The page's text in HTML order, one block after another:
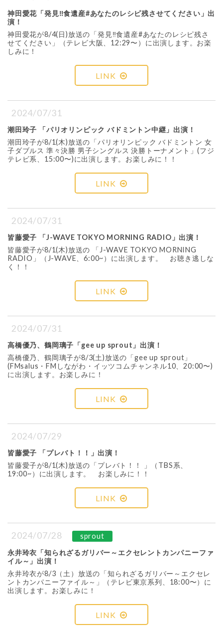
神田愛花「発見‼︎食遺産#あなたのレシピ残させてください」出
演！
神田愛花が8/4(日)放送の「発見‼︎食遺産#あなたのレシピ残さ
せてください」（テレビ大阪、12:29〜）に出演します。お楽
しみに！
LINK
2024/07/31
潮田玲子 「パリオリンピック バドミントン中継」出演！
潮田玲子が8/1(木)放送の「パリオリンピック バドミントン 女
子ダブルス 準々決勝 男子シングルス 決勝トーナメント」(フジ
テレビ系、15:00〜)に出演します。お楽しみに！！
LINK
2024/07/31
皆藤愛子 「J-WAVE TOKYO MORNING RADIO」出演！
皆藤愛子が8/1(木)放送の 「J-WAVE TOKYO MORNING
RADIO」（J-WAVE、6:00~）に出演します。 お聴き逃しな
く！！
LINK
2024/07/31
高橋優乃、鶴岡璃子「gee up sprout」出演！
高橋優乃、鶴岡璃子が8/3(土)放送の「gee up sprout」
(FMsalus・FMしながわ・イッツコムチャンネル10、20:00〜)
に出演します。お楽しみに！
LINK
2024/07/29
皆藤愛子 「プレバト！！」出演！
皆藤愛子が8/1(木)放送の「プレバト！！ 」（TBS系、
19:00~）に出演します。 お楽しみに！！
LINK
2024/07/28
sprout
永井玲衣「知られざるガリバー～エクセレントカンパニーファ
イル～」出演！
永井玲衣が8/3（土）放送の「知られざるガリバー～エクセレ
ントカンパニーファイル～」（テレビ東京系列、18:00〜）に
出演します。お楽しみに！
LINK